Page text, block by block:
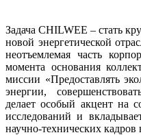
Задача CHILWEE – стать
новой энергетической
неотъемлемая часть
момента основания
миссии «Предоставлять
энергии,
делает особый акцент на
исследований и
научно-технических